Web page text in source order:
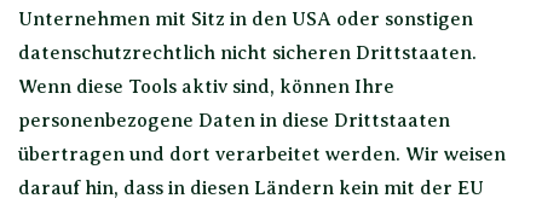
Unternehmen mit Sitz in den USA oder sonstigen
datenschutzrechtlich nicht sicheren Drittstaaten.
Wenn diese Tools aktiv sind, können Ihre
personenbezogene Daten in diese Drittstaaten
übertragen und dort verarbeitet werden. Wir weisen
darauf hin, dass in diesen Ländern kein mit der EU